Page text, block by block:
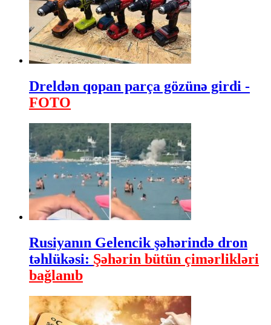
Dreldən qopan parça gözünə girdi -
FOTO
Rusiyanın Gelencik şəhərində dron
təhlükəsi: Şəhərin bütün çimərlikləri
bağlanıb